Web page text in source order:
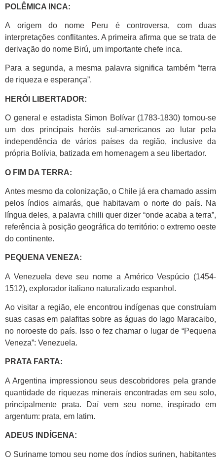
POLÊMICA INCA:
A origem do nome Peru é controversa, com duas
interpretações conflitantes. A primeira afirma que se trata de
derivação do nome Birú, um importante chefe inca.
Para a segunda, a mesma palavra significa também “terra
de riqueza e esperança”.
HERÓI LIBERTADOR:
O general e estadista Simon Bolívar (1783-1830) tornou-se
um dos principais heróis sul-americanos ao lutar pela
independência de vários países da região, inclusive da
própria Bolívia, batizada em homenagem a seu libertador.
O FIM DA TERRA:
Antes mesmo da colonização, o Chile já era chamado assim
pelos índios aimarás, que habitavam o norte do país. Na
língua deles, a palavra chilli quer dizer “onde acaba a terra”,
referência à posição geográfica do território: o extremo oeste
do continente.
PEQUENA VENEZA:
A Venezuela deve seu nome a Américo Vespúcio (1454-
1512), explorador italiano naturalizado espanhol.
Ao visitar a região, ele encontrou indígenas que construíam
suas casas em palafitas sobre as águas do lago Maracaibo,
no noroeste do país. Isso o fez chamar o lugar de “Pequena
Veneza”: Venezuela.
PRATA FARTA:
A Argentina impressionou seus descobridores pela grande
quantidade de riquezas minerais encontradas em seu solo,
principalmente prata. Daí vem seu nome, inspirado em
argentum: prata, em latim.
ADEUS INDÍGENA:
O Suriname tomou seu nome dos índios surinen, habitantes